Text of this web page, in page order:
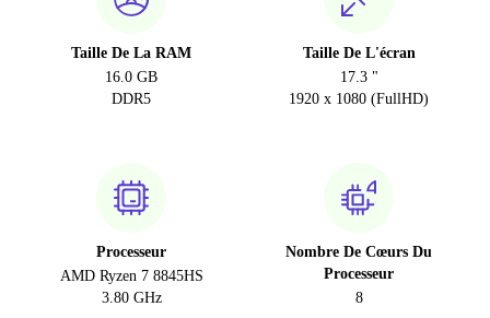
Taille De La RAM
16.0 GB
DDR5
Taille De L'écran
17.3 "
1920 x 1080 (FullHD)
Processeur
AMD Ryzen 7 8845HS
3.80 GHz
Nombre De Cœurs Du
Processeur
8